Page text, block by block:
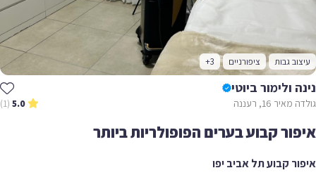
עיצוב גבות ציפורניים +3
נינה ולימור ביוטי
גולדה מאיר 16, רעננה 5.0
(1)
איפור קבוע בערים הפופולריות ביותר
איפור קבוע תל אביב יפו